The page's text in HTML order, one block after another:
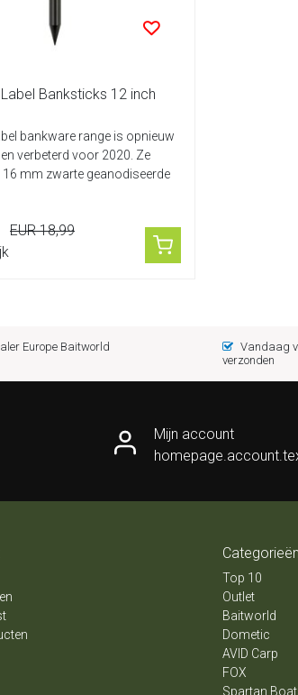
Banksticks 12 inch
bankware range is opnieuw
verbeterd voor 2020. Ze
16 mm zwarte geanodiseerde
EUR 18,99
Europe Baitworld
Vandaag
verzonden
Mijn account
Categorieën
Top 10
Outlet
Baitworld
Dometic
AVID Carp
FOX
Spartan